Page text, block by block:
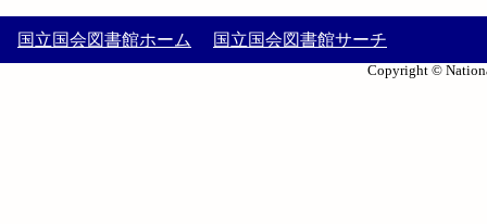
国立国会図書館ホーム 国立国会図書館サーチ
Copyright ©